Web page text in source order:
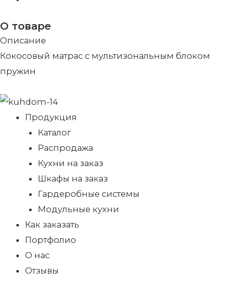
О товаре
Описание
Кокосовый матрас с мультизональным блоком
пружин
Продукция
Каталог
Распродажа
Кухни на заказ
Шкафы на заказ
Гардеробные системы
Модульные кухни
Как заказать
Портфолио
О нас
Отзывы